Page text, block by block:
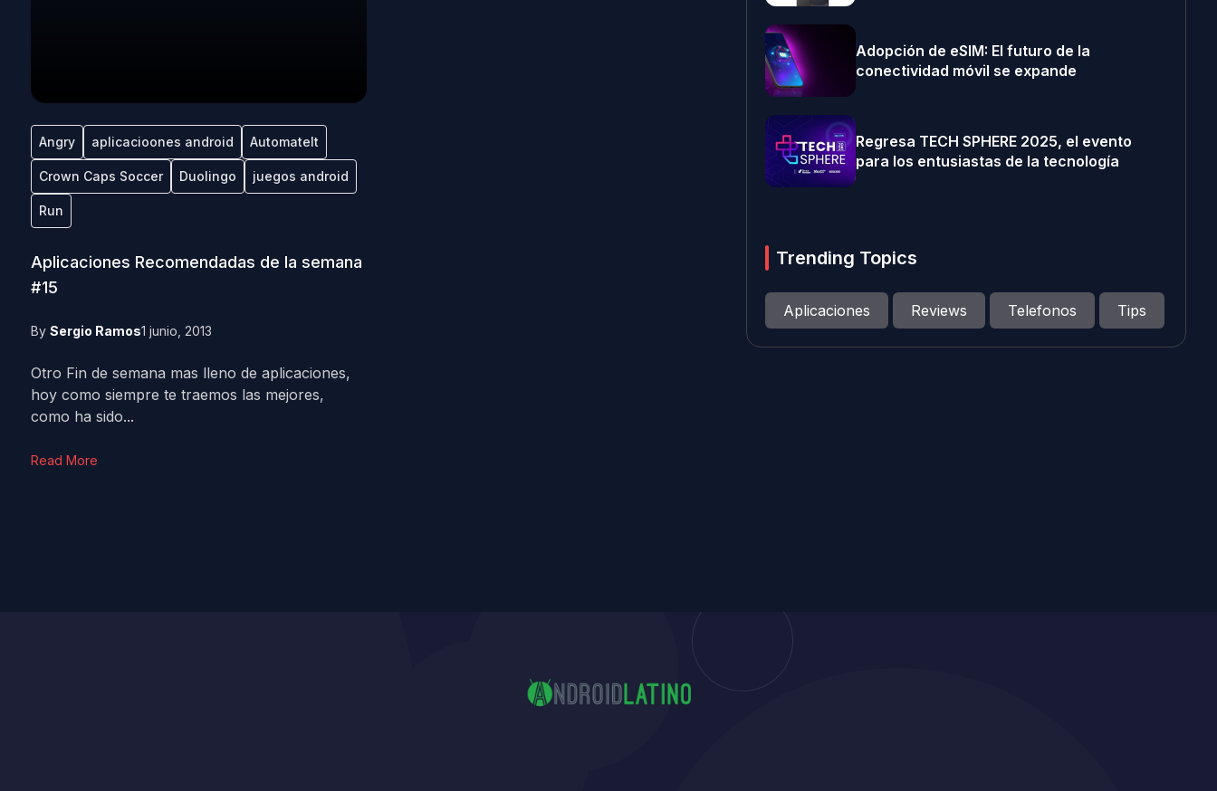
Angry aplicacioones android Automatelt
Crown Caps Soccer Duolingo juegos android
Run
Aplicaciones Recomendadas de la semana
#15
By Sergio Ramos1 junio, 2013
Otro Fin de semana mas lleno de aplicaciones,
hoy como siempre te traemos las mejores,
como ha sido...
Read More
Adopción de eSIM: El futuro de la
conectividad móvil se expande
Regresa TECH SPHERE 2025, el evento
para los entusiastas de la tecnología
Trending Topics
Aplicaciones Reviews Telefonos Tips